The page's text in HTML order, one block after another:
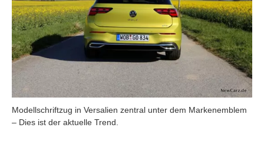
Modellschriftzug in Versalien zentral unter dem Markenemblem
– Dies ist der aktuelle Trend.